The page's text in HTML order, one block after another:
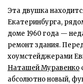
Эта двушка
Екатеринбурга,
доме 1960 года —
ремонт здания.
хоумстейджерами
Наташей Муравенко
абсолютно новый,